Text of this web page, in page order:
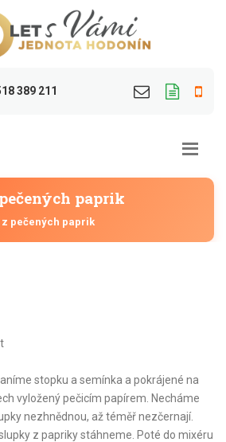
389 211
paprik
pečených paprik
stopku a semínka a pokrájené na
vyložený pečicím papírem. Necháme
nezhnědnou, až téměř nezčernají.
z papriky stáhneme. Poté do mixéru